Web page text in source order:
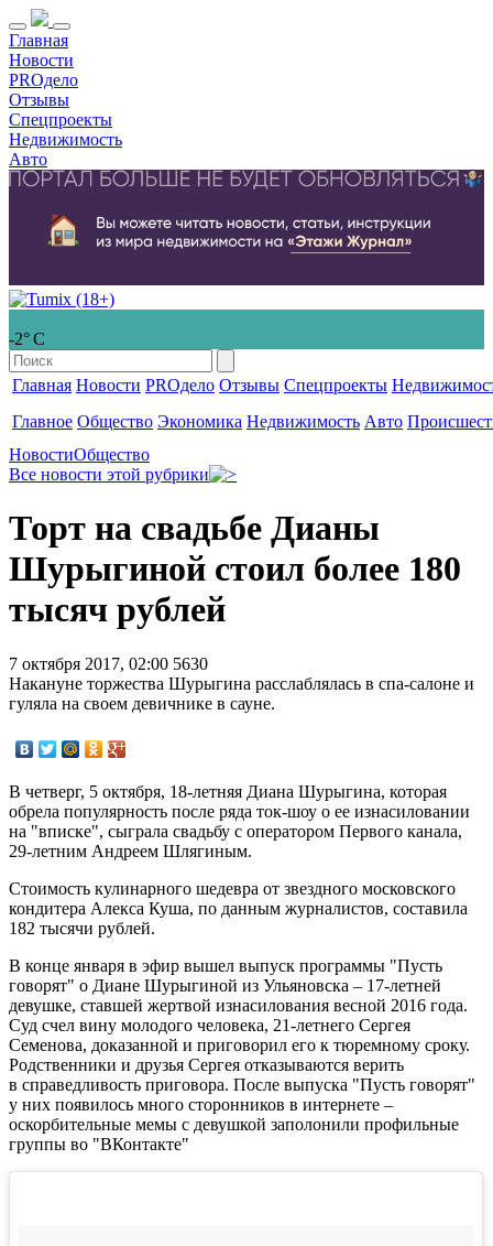
Главная
Новости
PROдело
Отзывы
Спецпроекты
Недвижимость
Авто
-2° С
Главная Новости PROдело Отзывы Спецпроекты
Главное Общество Экономика Недвижимость Авто
НовостиОбщество
Все новости этой рубрики
Торт на свадьбе Дианы
Шурыгиной стоил более 180
тысяч рублей
7 октября 2017, 02:00 5630
Накануне торжества Шурыгина расслаблялась в спа-салоне и
гуляла на своем девичнике в сауне.
В четверг, 5 октября, 18-летняя Диана Шурыгина, которая
обрела популярность после ряда ток-шоу о ее изнасиловании
на "вписке", сыграла свадьбу с оператором Первого канала,
29-летним Андреем Шлягиным.
Стоимость кулинарного шедевра от звездного московского
кондитера Алекса Куша, по данным журналистов, составила
182 тысячи рублей.
В конце января в эфир вышел выпуск программы "Пусть
говорят" о Диане Шурыгиной из Ульяновска – 17-летней
девушке, ставшей жертвой изнасилования весной 2016 года.
Суд счел вину молодого человека, 21-летнего Сергея
Семенова, доказанной и приговорил его к тюремному сроку.
Родственники и друзья Сергея отказываются верить
в справедливость приговора. После выпуска "Пусть говорят"
у них появилось много сторонников в интернете –
оскорбительные мемы с девушкой заполонили профильные
группы во "ВКонтакте"